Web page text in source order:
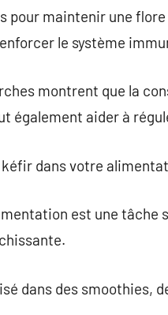
pour maintenir une
le système
montrent que la
également aider à
dans votre
est une tâche
dans des smoothies,